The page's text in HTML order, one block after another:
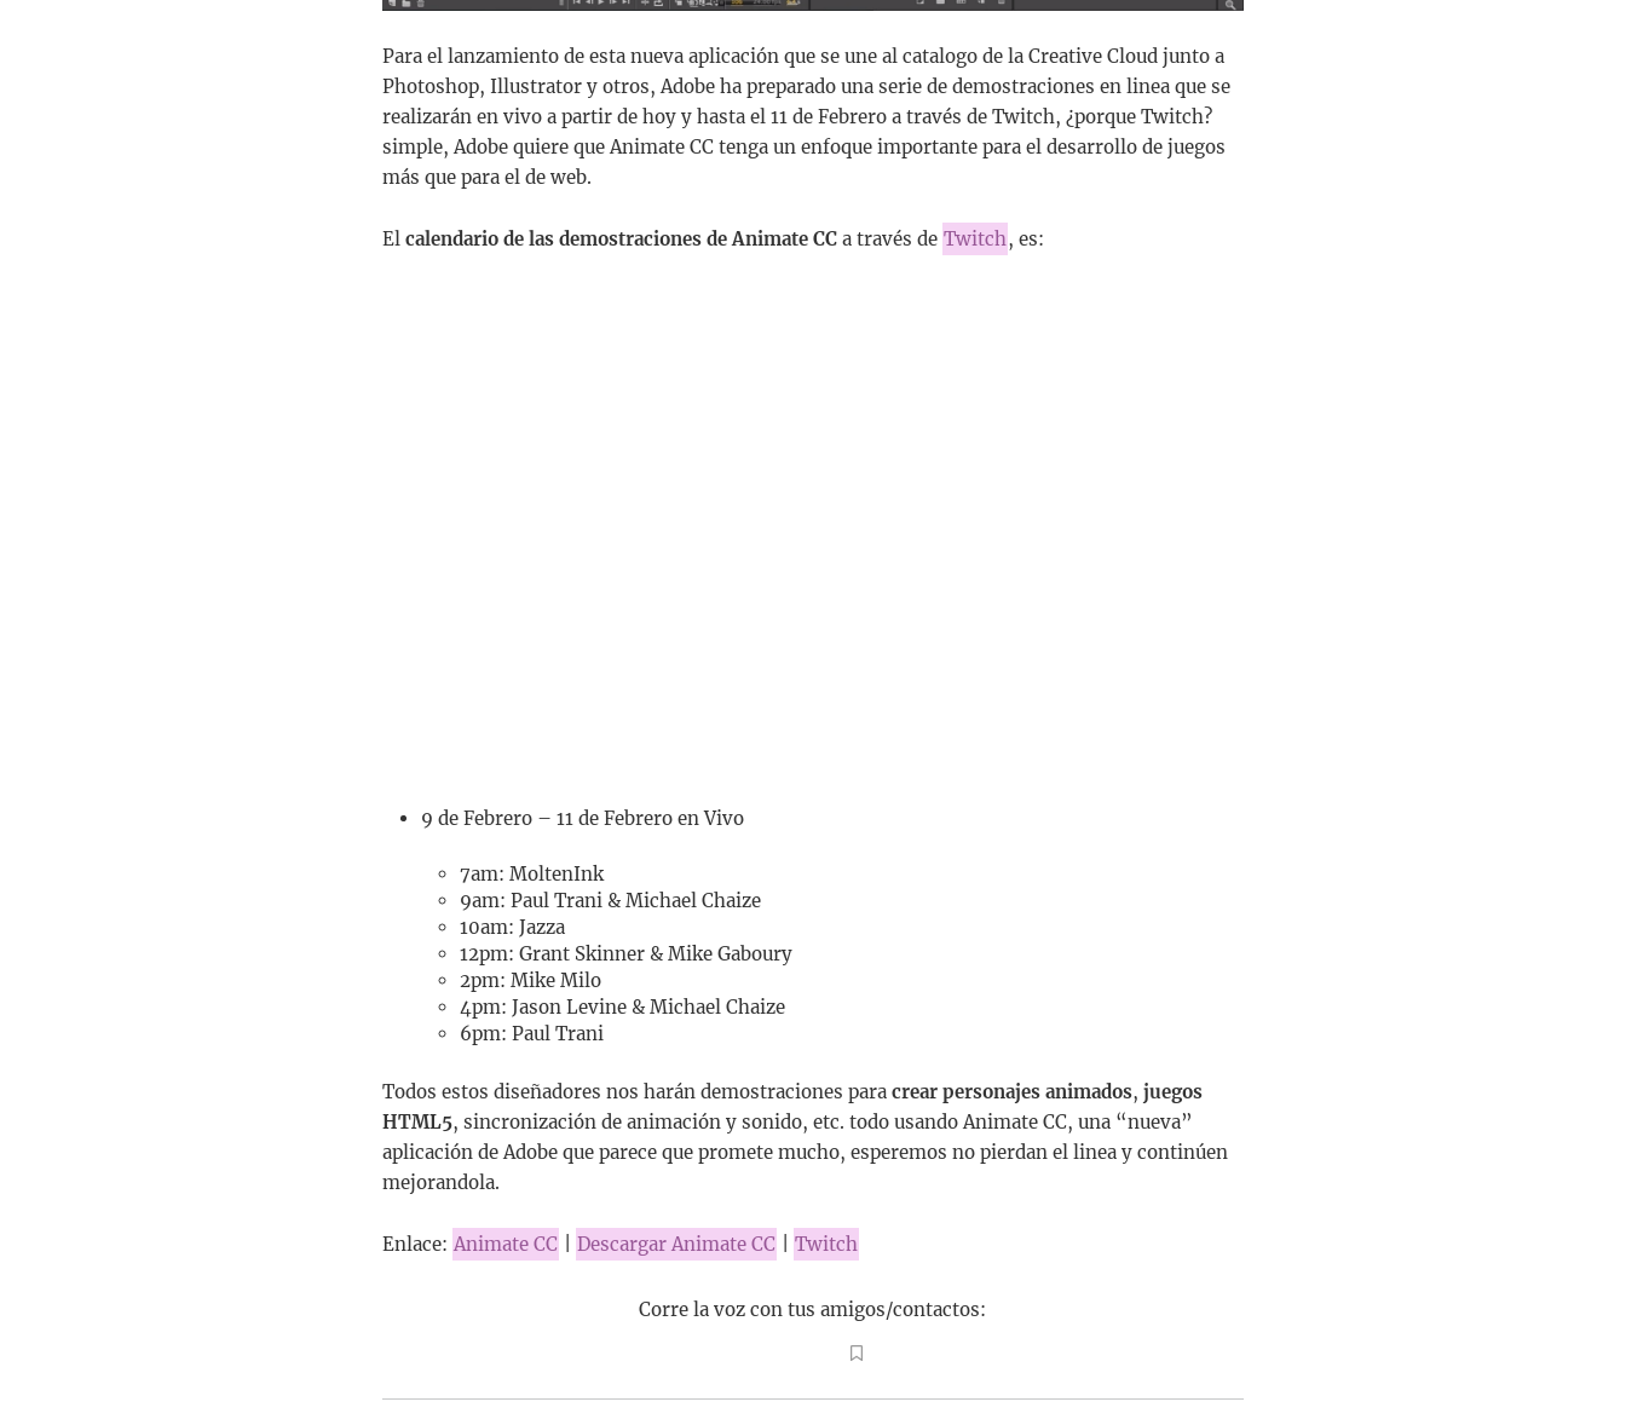
Para el lanzamiento de esta nueva aplicación que se une al catalogo de la Creative Cloud junto a
Photoshop, Illustrator y otros, Adobe ha preparado una serie de demostraciones en linea que se
realizarán en vivo a partir de hoy y hasta el 11 de Febrero a través de Twitch, ¿porque Twitch?
simple, Adobe quiere que Animate CC tenga un enfoque importante para el desarrollo de juegos
más que para el de web.
El calendario de las demostraciones de Animate CC a través de Twitch, es:
9 de Febrero – 11 de Febrero en Vivo
7am: MoltenInk
9am: Paul Trani & Michael Chaize
10am: Jazza
12pm: Grant Skinner & Mike Gaboury
2pm: Mike Milo
4pm: Jason Levine & Michael Chaize
6pm: Paul Trani
Todos estos diseñadores nos harán demostraciones para crear personajes animados, juegos
HTML5, sincronización de animación y sonido, etc. todo usando Animate CC, una “nueva”
aplicación de Adobe que parece que promete mucho, esperemos no pierdan el linea y continúen
mejorandola.
Enlace: Animate CC Descargar Animate CC Twitch
Corre la voz con tus amigos/contactos: